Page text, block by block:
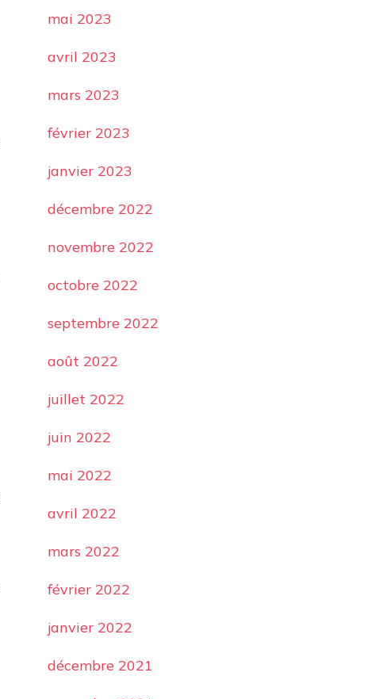
mai 2023
avril 2023
mars 2023
février 2023
janvier 2023
décembre 2022
novembre 2022
octobre 2022
septembre 2022
août 2022
juillet 2022
juin 2022
mai 2022
avril 2022
mars 2022
février 2022
janvier 2022
décembre 2021